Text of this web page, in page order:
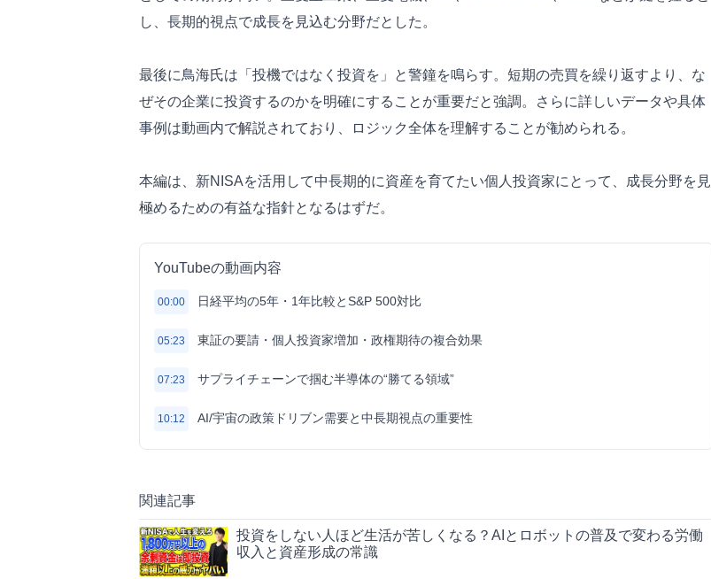
し、長期的視点で成長を見込む分野だとした。
最後に鳥海氏は「投機ではなく投資を」と警鐘を鳴らす。短期の売買を繰り返すより、な
ぜその企業に投資するのかを明確にすることが重要だと強調。さらに詳しいデータや具体
事例は動画内で解説されており、ロジック全体を理解することが勧められる。
本編は、新NISAを活用して中長期的に資産を育てたい個人投資家にとって、成長分野を見
極めるための有益な指針となるはずだ。
YouTubeの動画内容
00:00 日経平均の5年・1年比較とS&P 500対比
05:23 東証の要請・個人投資家増加・政権期待の複合効果
07:23 サプライチェーンで掴む半導体の“勝てる領域”
10:12 AI/宇宙の政策ドリブン需要と中長期視点の重要性
関連記事
投資をしない人ほど生活が苦しくなる？AIとロボットの普及で変わる労働
収入と資産形成の常識